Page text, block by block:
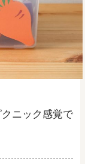
ニック感覚で